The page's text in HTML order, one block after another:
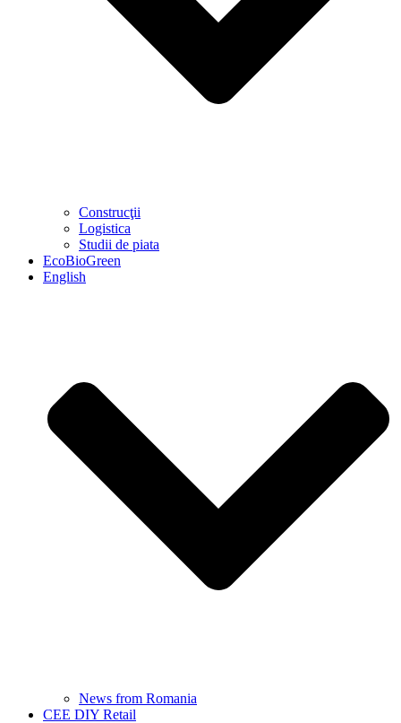
Construcţii
Logistica
Studii de piata
EcoBioGreen
English
News from Romania
CEE DIY Retail